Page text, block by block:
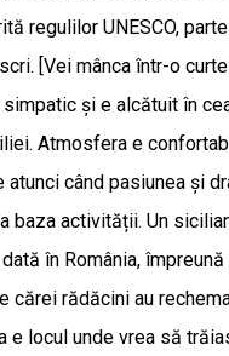
regulilor UNESCO,
[Vei mânca într-o
și e alcătuit în
Atmosfera e
atunci când pasiunea și
baza activității. Un
în România,
cărei rădăcini au
e locul unde vrea să